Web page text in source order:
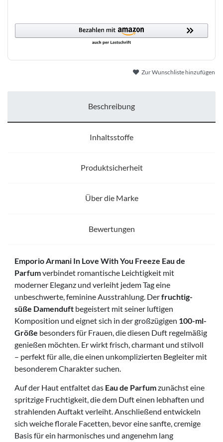
Zur Wunschliste hinzufügen
Beschreibung
Inhaltsstoffe
Produktsicherheit
Über die Marke
Bewertungen
Emporio Armani In Love With You Freeze Eau de
Parfumverbindet romantische Leichtigkeit mit
moderner Eleganz und verleiht jedem Tag eine
unbeschwerte, feminine Ausstrahlung. Derfruchtig-
süße Damenduft begeistert mit seiner luftigen
Komposition und eignet sich in der großzügigen 100-ml-
Größe besonders für Frauen, die diesen Duft regelmäßig
genießen möchten. Er wirkt frisch, charmant und stilvoll
– perfekt für alle, die einen unkomplizierten Begleiter mit
besonderem Charakter suchen.
Auf der Haut entfaltet das Eau de Parfumzunächst eine
spritzige Fruchtigkeit, die dem Duft einen lebhaften und
strahlenden Auftakt verleiht. Anschließend entwickeln
sich weiche florale Facetten, bevor eine sanfte, cremige
Basis für ein harmonisches und angenehm lang